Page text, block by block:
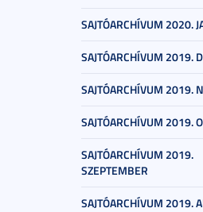
SAJTÓARCHÍVUM 2020.
SAJTÓARCHÍVUM 2019.
SAJTÓARCHÍVUM 2019.
SAJTÓARCHÍVUM 2019.
SAJTÓARCHÍVUM 2019.
SZEPTEMBER
SAJTÓARCHÍVUM 2019.